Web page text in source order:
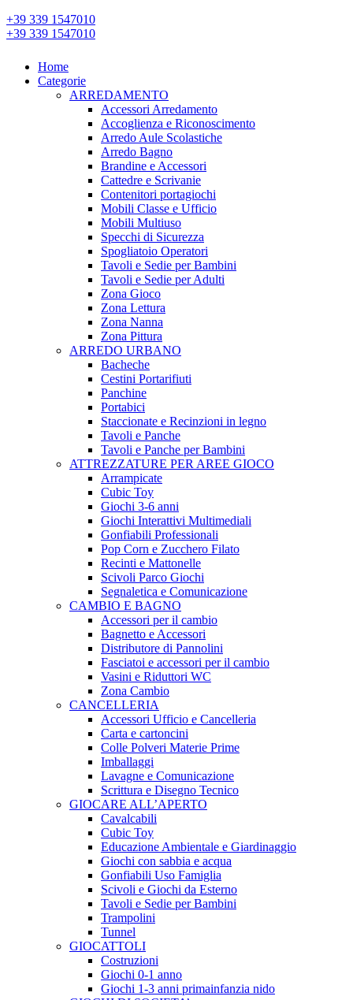
+39 339 1547010
+39 339 1547010
Home
Categorie
ARREDAMENTO
Accessori Arredamento
Accoglienza e Riconoscimento
Arredo Aule Scolastiche
Arredo Bagno
Brandine e Accessori
Cattedre e Scrivanie
Contenitori portagiochi
Mobili Classe e Ufficio
Mobili Multiuso
Specchi di Sicurezza
Spogliatoio Operatori
Tavoli e Sedie per Bambini
Tavoli e Sedie per Adulti
Zona Gioco
Zona Lettura
Zona Nanna
Zona Pittura
ARREDO URBANO
Bacheche
Cestini Portarifiuti
Panchine
Portabici
Staccionate e Recinzioni in legno
Tavoli e Panche
Tavoli e Panche per Bambini
ATTREZZATURE PER AREE GIOCO
Arrampicate
Cubic Toy
Giochi 3-6 anni
Giochi Interattivi Multimediali
Gonfiabili Professionali
Pop Corn e Zucchero Filato
Recinti e Mattonelle
Scivoli Parco Giochi
Segnaletica e Comunicazione
CAMBIO E BAGNO
Accessori per il cambio
Bagnetto e Accessori
Distributore di Pannolini
Fasciatoi e accessori per il cambio
Vasini e Riduttori WC
Zona Cambio
CANCELLERIA
Accessori Ufficio e Cancelleria
Carta e cartoncini
Colle Polveri Materie Prime
Imballaggi
Lavagne e Comunicazione
Scrittura e Disegno Tecnico
GIOCARE ALL’APERTO
Cavalcabili
Cubic Toy
Educazione Ambientale e Giardinaggio
Giochi con sabbia e acqua
Gonfiabili Uso Famiglia
Scivoli e Giochi da Esterno
Tavoli e Sedie per Bambini
Trampolini
Tunnel
GIOCATTOLI
Costruzioni
Giochi 0-1 anno
Giochi 1-3 anni primainfanzia nido